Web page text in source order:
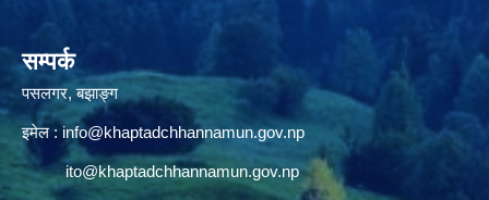
सम्पर्क
पसलगर, बझाङ्ग
इमेल : info@khaptadchhannamun.gov.np
ito@khaptadchhannamun.gov.np